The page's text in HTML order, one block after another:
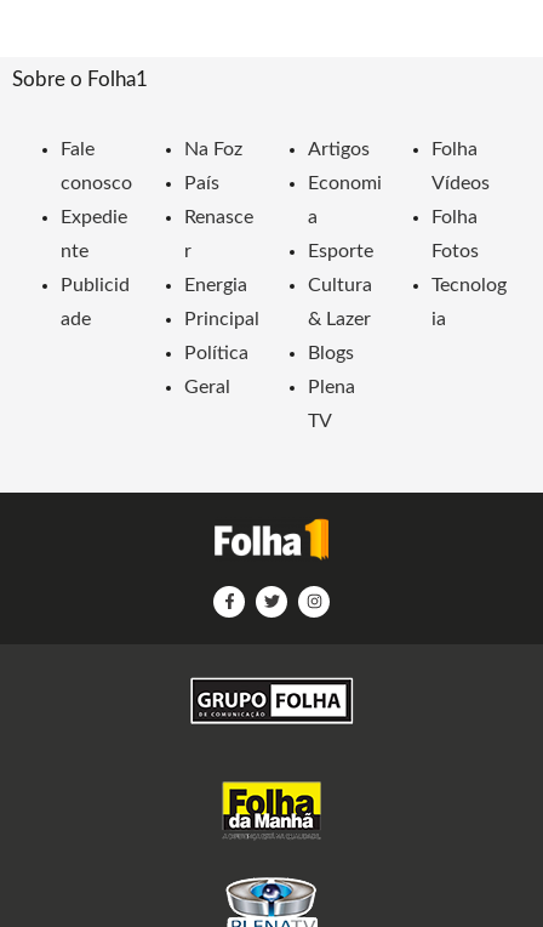
Sobre o Folha1
Fale
conosco
Expedie
nte
Publicid
ade
Na Foz
País
Renasce
r
Energia
Principal
Política
Geral
Artigos
Economi
a
Esporte
Cultura
& Lazer
Blogs
Plena
TV
Folha
Vídeos
Folha
Fotos
Tecnolog
ia